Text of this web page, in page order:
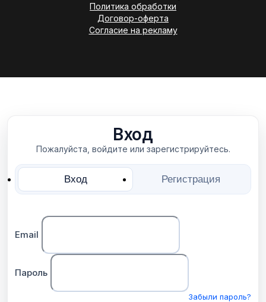
Политика обработки
Договор-оферта
Согласие на рекламу
Вход
Пожалуйста, войдите или зарегистрируйтесь.
Вход Регистрация
Email
Пароль
Забыли пароль?